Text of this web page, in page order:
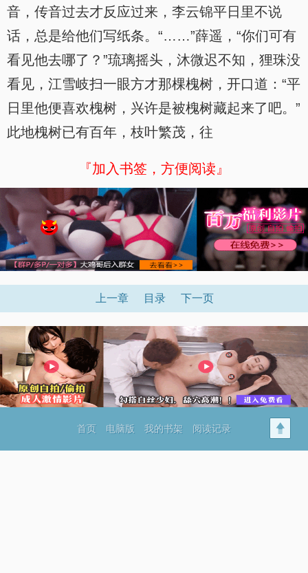
音，传音过去才反应过来，李云锦平日里不说
话，总是给他们写纸条。“……”薛遥，“你们可有
看见他去哪了？”琉璃摇头，沐微迟不知，狸珠没
看见，江雪岐扫一眼方才那棵槐树，开口道：“平
日里他便喜欢槐树，兴许是被槐树藏起来了吧。”
此地槐树已有百年，枝叶繁茂，往
『加入书签，方便阅读』
上一章 目录 下一页
首页 电脑版 我的书架 阅读记录